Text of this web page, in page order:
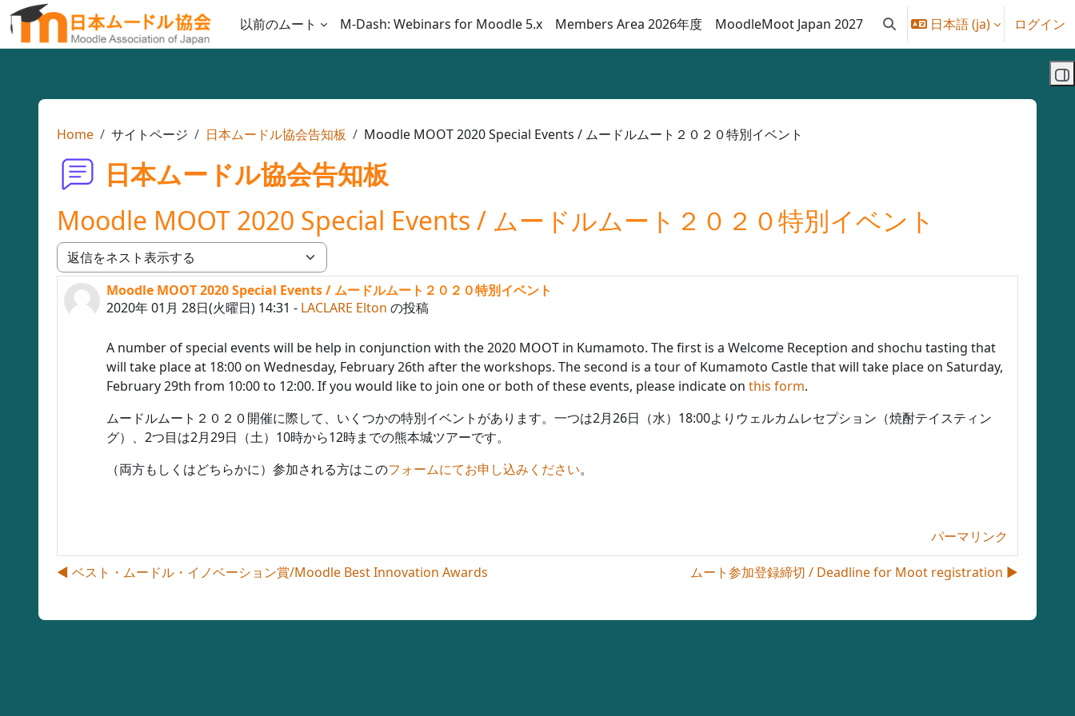
メインコンテンツへスキップする
以前のムート
M-Dash: Webinars for Moodle 5.x Members Area 2026年度 MoodleMoot Japan 2027 検索入力に切り替える
日本語 ‎(ja)‎ ログイン
Home サイトページ 日本ムードル協会告知板 Moodle MOOT 2020 Special Events / ムードルムート２０２０特別イベント
日本ムードル協会告知板
Moodle MOOT 2020 Special Events / ムードルムート２０２０特別イベント
表示モード
Moodle MOOT 2020 Special Events / ムードルムート２０２０特別イベント
2020年 01月 28日(火曜日) 14:31 - LACLARE Elton の投稿
返信数: 0
A number of special events will be help in conjunction with the 2020 MOOT in Kumamoto. The first is a Welcome Reception and shochu tasting that
will take place at 18:00 on Wednesday, February 26th after the workshops. The second is a tour of Kumamoto Castle that will take place on Saturday,
February 29th from 10:00 to 12:00. If you would like to join one or both of these events, please indicate on this form.
ムードルムート２０２０開催に際して、いくつかの特別イベントがあります。一つは2月26日（水） 18:00よりウェルカムレセプション（焼酎テイスティン
グ）、 2つ目は2月29日（土） 10時から12時までの熊本城ツアーです。
（両方もしくはどちらかに）参加される方はこのフォームにてお申し込みください。
パーマリンク
◀︎ ベスト・ムードル・イノベーション賞/Moodle Best Innovation Awards ムート参加登録締切 / Deadline for Moot registration ▶︎